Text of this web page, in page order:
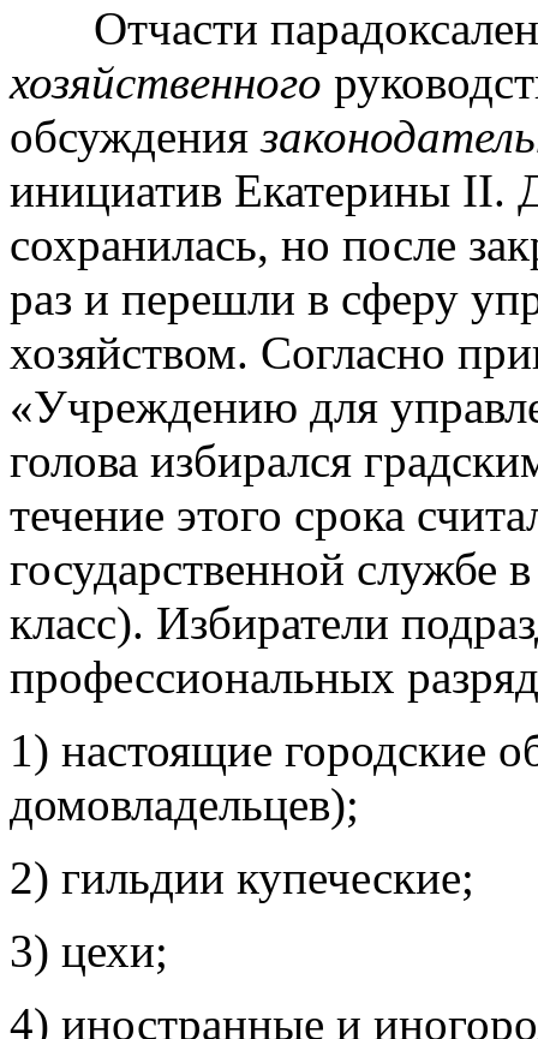
Отчасти
хозяйственного
обсуждения
инициатив Екатерины II.
сохранилась, но после
раз и перешли в сферу
хозяйством. Согласно
«Учреждению для
голова избирался
течение этого срока
государственной службе
класс). Избиратели
профессиональных
1) настоящие городские
домовладельцев);
2) гильдии купеческие;
3) цехи;
4) иностранные и